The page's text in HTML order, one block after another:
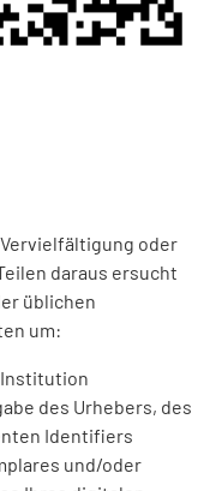
oder
daraus ersucht
üblichen
um:
des Urhebers, des
Identifiers
und/oder